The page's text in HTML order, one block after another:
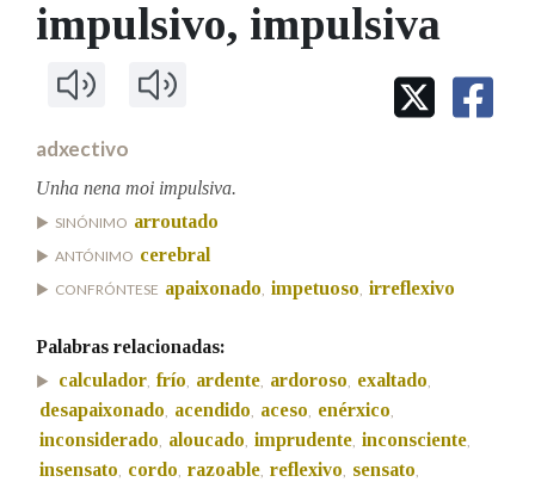
IDENTIDADE CORPORATIVA
MARCIAL DEL ADALID
CASA-MUSEO EMILIA PARDO
FIGURAS HOMENAXEADAS
Facebook
TwitterYoutubeInstagram
Bluesky
BUSCAR NOS LEMAS
Comeza por
Contén
BUSCAR NO CONTIDO
Nas definicións
impulsivo, impulsiva
adxectivo
Unha nena moi impulsiva.
SINÓNIMO arroutado
ANTÓNIMO cerebral
CONFRÓNTESE apaixonado, impetuoso, irreflexivo
Palabras relacionadas:
calculador, frío, ardente, ardoroso, exaltado,
desapaixonado, acendido, aceso, enérxico,
inconsiderado, aloucado, imprudente, inconsciente,
insensato, cordo, razoable, reflexivo, sensato,